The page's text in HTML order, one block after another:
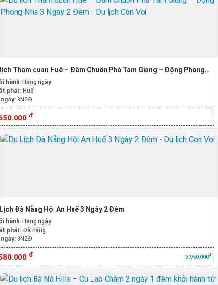
Tham quan Huế – Đầm Chuồn Phá Tam Giang – Động Phong
3 Ngày 2 Đêm
hành: Hằng ngày
phát: Huế
3N2Đ
đ
Đà Nẵng Hội An Huế 3 Ngày 2 Đêm
hành: Hằng ngày
phát: Đà nẵng
3N2Đ
đ 3.950.000đ